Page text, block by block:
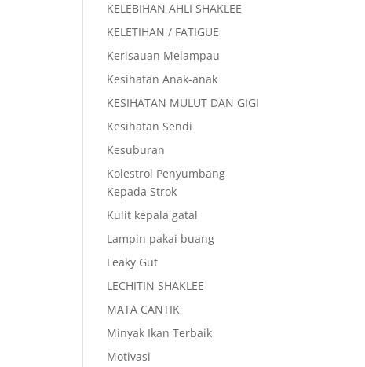
KELEBIHAN AHLI SHAKLEE
KELETIHAN / FATIGUE
Kerisauan Melampau
Kesihatan Anak-anak
KESIHATAN MULUT DAN GIGI
Kesihatan Sendi
Kesuburan
Kolestrol Penyumbang
Kepada Strok
Kulit kepala gatal
Lampin pakai buang
Leaky Gut
LECHITIN SHAKLEE
MATA CANTIK
Minyak Ikan Terbaik
Motivasi